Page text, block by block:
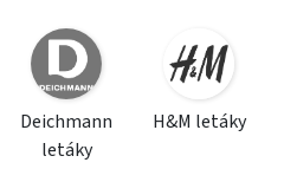
Deichmann
letáky
H&M letáky